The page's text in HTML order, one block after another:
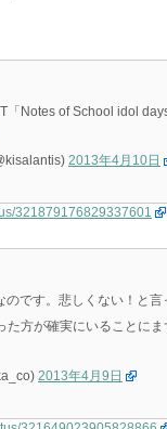
「Notes of School idol
2013年4月10日
321879176829337601
のです。悲しくない！と
た方が確実にいることに
2013年4月9日